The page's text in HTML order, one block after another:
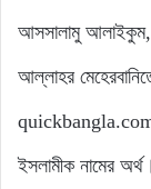
আসসালামু আলাইকুম,
আল্লাহর
ইসলামীক নামের